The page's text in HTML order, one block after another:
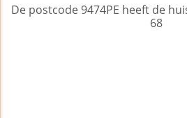
De postcode 9474PE heeft de
68